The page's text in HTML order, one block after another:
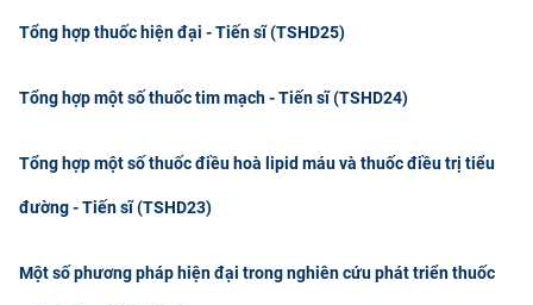
Tổng hợp thuốc hiện đại - Tiến sĩ (TSHD25)
Tổng hợp một số thuốc tim mạch - Tiến sĩ (TSHD24)
Tổng hợp một số thuốc điều hoà lipid máu và thuốc điều trị tiểu
đường - Tiến sĩ (TSHD23)
Một số phương pháp hiện đại trong nghiên cứu phát triển thuốc